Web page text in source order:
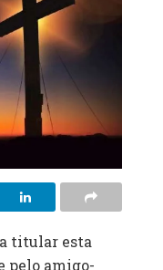
titular esta
pelo amigo-